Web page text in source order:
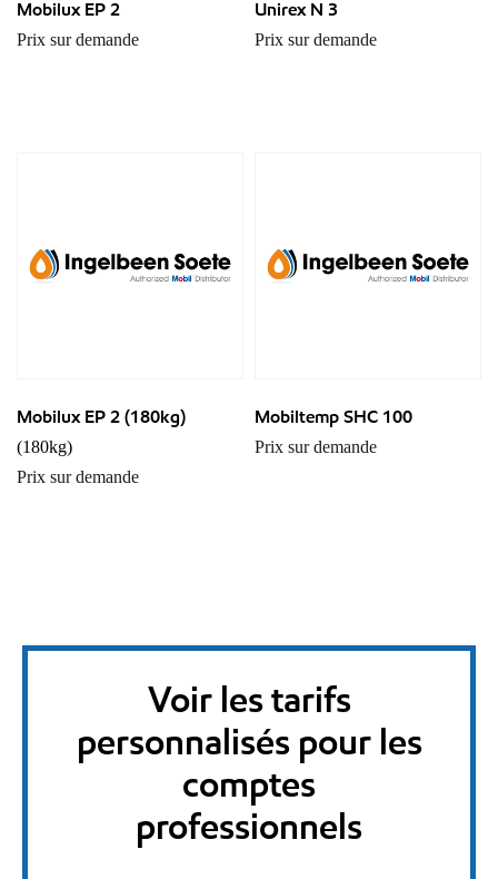
Mobilux EP 2
Prix sur demande
Unirex N 3
Prix sur demande
Mobilux EP 2 (180kg)
(180kg)
Prix sur demande
Mobiltemp SHC 100
Prix sur demande
Voir les tarifs
personnalisés pour les
comptes
professionnels